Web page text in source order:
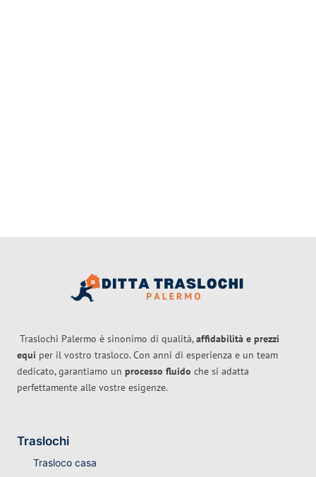
Traslochi Palermo è sinonimo di qualità,affidabilità e prezzi
equi per il vostro trasloco. Con anni di esperienza e un team
dedicato, garantiamo un processo fluido che si adatta
perfettamente alle vostre esigenze.
Traslochi
Trasloco casa